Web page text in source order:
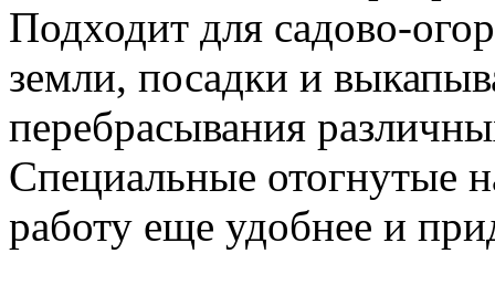
Подходит для садово-
земли, посадки и
перебрасывания
Специальные отогнутые
работу еще удобнее и